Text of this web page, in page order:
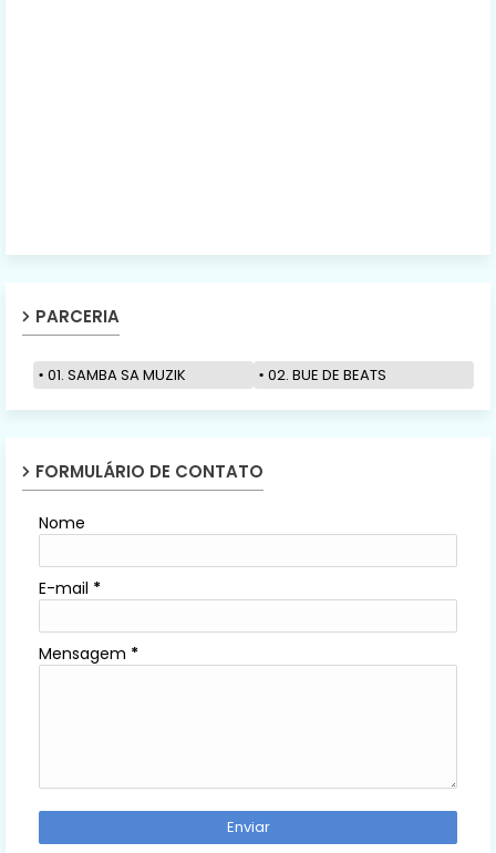
PARCERIA
01. SAMBA SA MUZIK 02. BUE DE BEATS
FORMULÁRIO DE CONTATO
Nome
E-mail *
Mensagem *